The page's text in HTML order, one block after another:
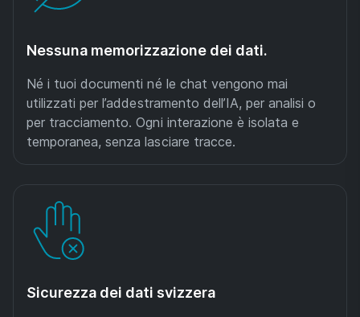
Nessuna memorizzazione dei dati.
Né i tuoi documenti né le chat vengono mai
utilizzati per l’addestramento dell’IA, per analisi o
per tracciamento. Ogni interazione è isolata e
temporanea, senza lasciare tracce.
Sicurezza dei dati svizzera